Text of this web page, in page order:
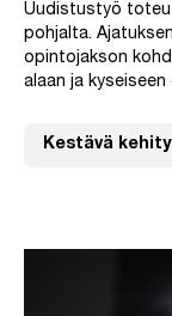
Uudistustyö
pohjalta.
opintojakson
alaan ja
Kestävä